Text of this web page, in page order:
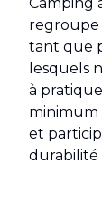
regroupe
tant que
lesquels
à
minimum
et
durabilité